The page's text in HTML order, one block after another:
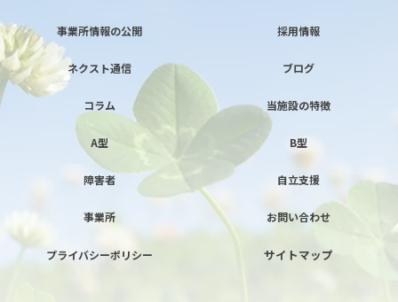
事業所情報の公開 採用情報
ネクスト通信 ブログ
コラム 当施設の特徴
A型 B型
障害者 自立支援
事業所 お問い合わせ
プライバシーポリシー サイトマップ